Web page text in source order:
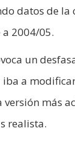
datos de la
2004/05.
un
iba a
más
realista.